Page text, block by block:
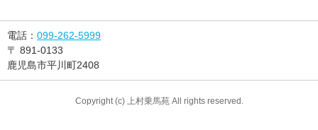
電話： 099-262-5999
〒 891-0133
鹿児島市平川町2408
Copyright (c) 上村乗馬苑 All rights reserved.